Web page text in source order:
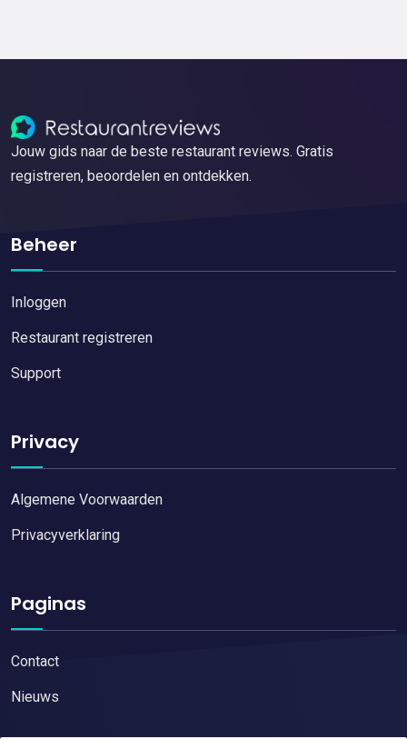
Jouw gids naar de beste restaurant reviews. Gratis
registreren, beoordelen en ontdekken.
Beheer
Inloggen
Restaurant registreren
Support
Privacy
Algemene Voorwaarden
Privacyverklaring
Paginas
Contact
Nieuws